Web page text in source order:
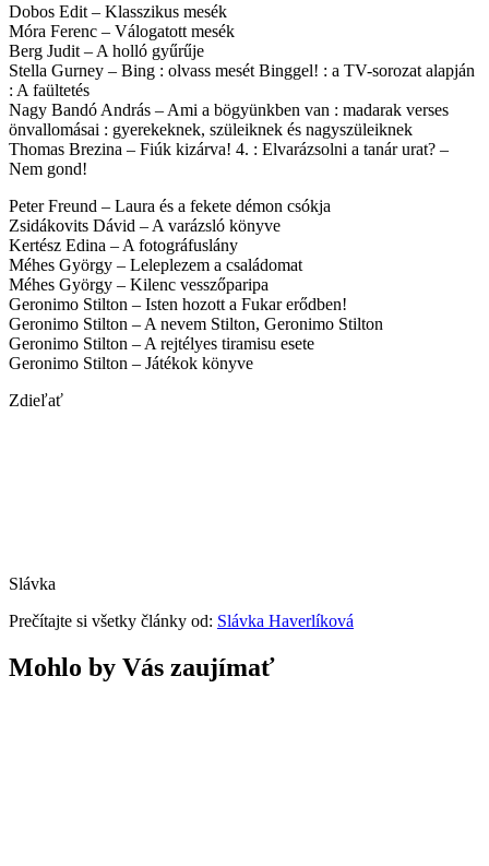
Dobos Edit – Klasszikus mesék
Móra Ferenc – Válogatott mesék
Berg Judit – A holló gyűrűje
Stella Gurney – Bing : olvass mesét Binggel! : a TV-sorozat alapján
: A faültetés
Nagy Bandó András – Ami a bögyünkben van : madarak verses
önvallomásai : gyerekeknek, szüleiknek és nagyszüleiknek
Thomas Brezina – Fiúk kizárva! 4. : Elvarázsolni a tanár urat? –
Nem gond!
Peter Freund – Laura és a fekete démon csókja
Zsidákovits Dávid – A varázsló könyve
Kertész Edina – A fotográfuslány
Méhes György – Leleplezem a családomat
Méhes György – Kilenc vesszőparipa
Geronimo Stilton – Isten hozott a Fukar erődben!
Geronimo Stilton – A nevem Stilton, Geronimo Stilton
Geronimo Stilton – A rejtélyes tiramisu esete
Geronimo Stilton – Játékok könyve
Zdieľať
Slávka
Prečítajte si všetky články od: Slávka Haverlíková
Mohlo by Vás zaujímať